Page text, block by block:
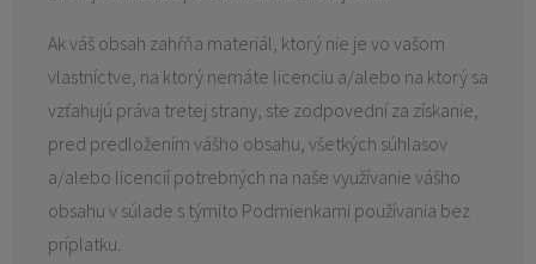
Ak váš obsah zahŕňa materiál, ktorý nie je vo vašom
vlastníctve, na ktorý nemáte licenciu a/alebo na ktorý sa
vzťahujú práva tretej strany, ste zodpovední za získanie,
pred predložením vášho obsahu, všetkých súhlasov
a/alebo licencií potrebných na naše využívanie vášho
obsahu v súlade s týmito Podmienkami používania bez
príplatku.